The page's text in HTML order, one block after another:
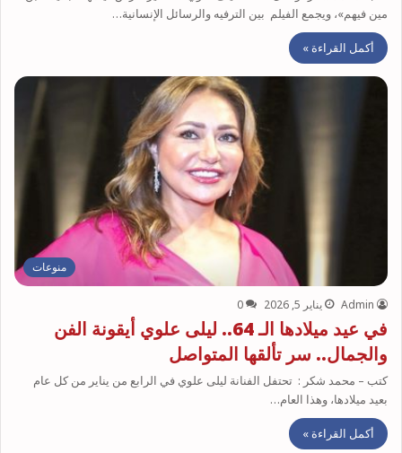
مين فيهم»، ويجمع الفيلم بين الترفيه والرسائل الإنسانية…
أكمل القراءة »
منوعات
Admin يناير 5, 2026 0
في عيد ميلادها الـ 64.. ليلى علوي أيقونة الفن
والجمال.. سر تألقها المتواصل
كتب – محمد شكر : تحتفل الفنانة ليلى علوي في الرابع من يناير من كل عام
بعيد ميلادها، وهذا العام…
أكمل القراءة »